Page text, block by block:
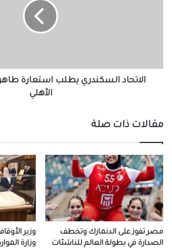
الأهلي
الاتحاد السكندري يطلب استعارة
الأهلي
مقالات ذات صلة
مصر تفوز على الدنمارك وتخطف
الصدارة في بطولة العالم للناشئات
وزير
وزارة